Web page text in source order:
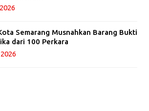
Semarang Musnahkan Barang Bukti
dari 100 Perkara